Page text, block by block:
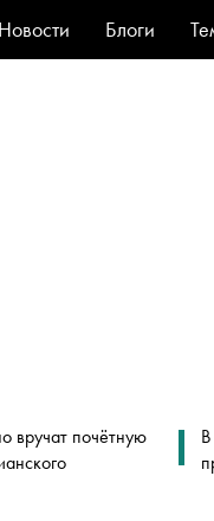
Новости Блоги
Стиль
вручат почётную